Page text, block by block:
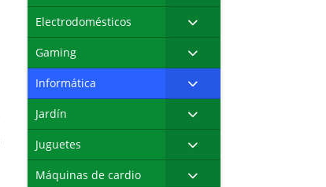
Electrodomésticos
Gaming
Informática
Jardín
Juguetes
Máquinas de cardio